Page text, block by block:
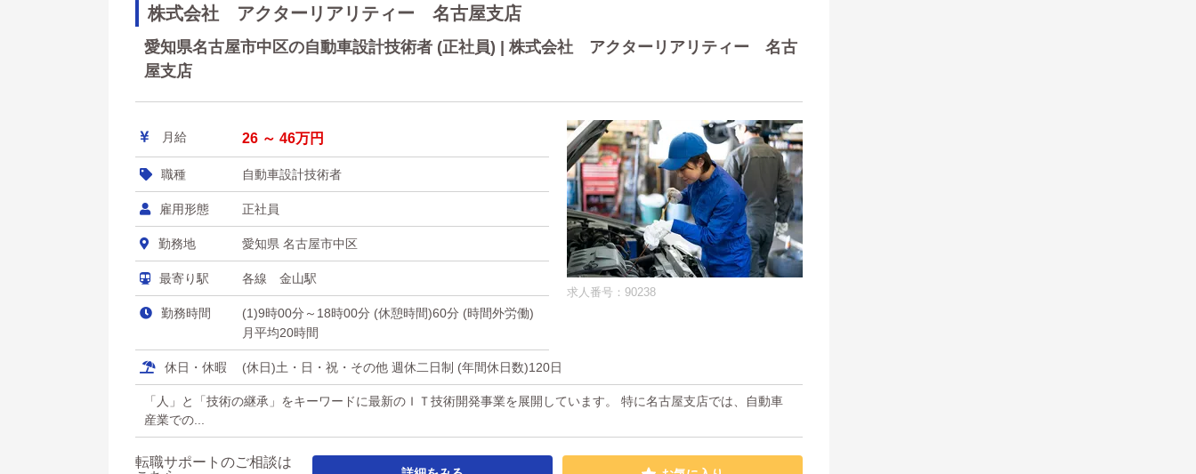
株式会社 アクターリアリティー 名古屋支店
愛知県名古屋市中区の自動車設計技術者 (正社員) | 株式会社 アクターリアリティー 名古
屋支店
求人番号：90238
月給 26 ～ 46万円
職種 自動車設計技術者
雇用形態 正社員
勤務地 愛知県 名古屋市中区
最寄り駅 各線 金山駅
勤務時間
(1)9時00分～18時00分 (休憩時間)60分 (時間外労働)
月平均20時間
休日・休暇 (休日)土・日・祝・その他 週休二日制 (年間休日数)120日
「人」と「技術の継承」をキーワードに最新のＩＴ技術開発事業を展開しています。 特に名古屋支店では、自動車
産業での...
転職サポートのご相談は